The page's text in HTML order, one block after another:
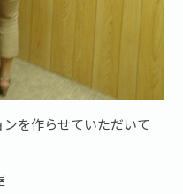
を作らせていただいて